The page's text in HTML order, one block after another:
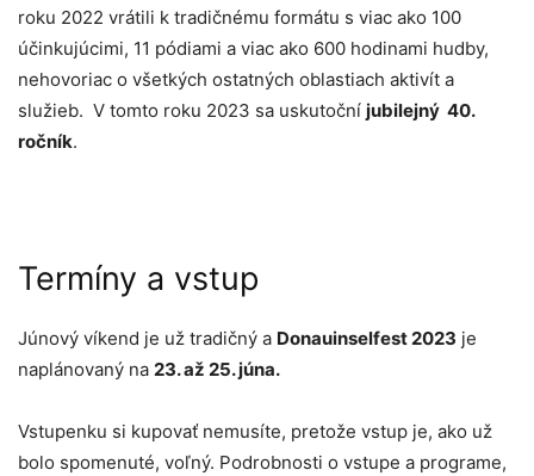
roku 2022 vrátili k tradičnému formátu s viac ako 100
účinkujúcimi, 11 pódiami a viac ako 600 hodinami hudby,
nehovoriac o všetkých ostatných oblastiach aktivít a
služieb. V tomto roku 2023 sa uskutoční jubilejný 40.
ročník.
Termíny a vstup
Júnový víkend je už tradičný a Donauinselfest 2023 je
naplánovaný na 23. až 25. júna.
Vstupenku si kupovať nemusíte, pretože vstup je, ako už
bolo spomenuté, voľný. Podrobnosti o vstupe a programe,